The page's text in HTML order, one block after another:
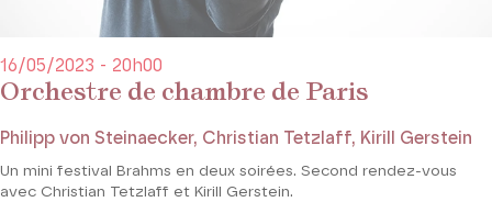
Orchestre de chambre de Paris
16/05/2023 - 20h00
Philipp von Steinaecker, Christian Tetzlaff, Kirill Gerstein
Un mini festival Brahms en deux soirées. Second rendez-vous
avec Christian Tetzlaff et Kirill Gerstein.